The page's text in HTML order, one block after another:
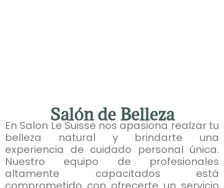
Salón de Belleza
En Salon Le Suisse nos apasiona realzar tu
belleza natural y brindarte una
experiencia de cuidado personal única.
Nuestro equipo de profesionales
altamente capacitados está